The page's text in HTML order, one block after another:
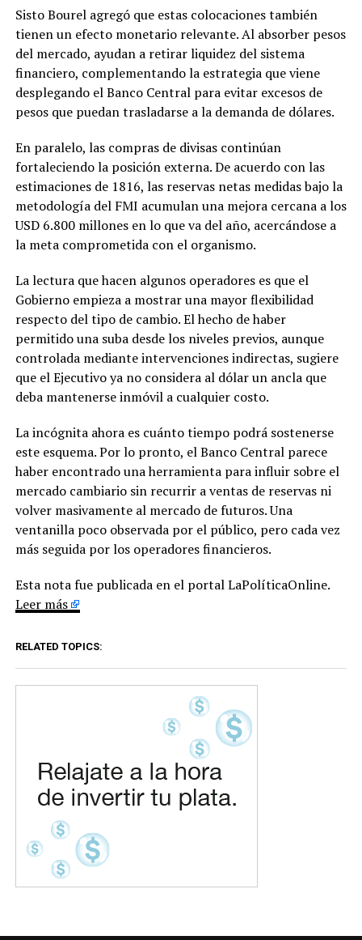
Sisto Bourel agregó que estas colocaciones también
tienen un efecto monetario relevante. Al absorber pesos
del mercado, ayudan a retirar liquidez del sistema
financiero, complementando la estrategia que viene
desplegando el Banco Central para evitar excesos de
pesos que puedan trasladarse a la demanda de dólares.
En paralelo, las compras de divisas continúan
fortaleciendo la posición externa. De acuerdo con las
estimaciones de 1816, las reservas netas medidas bajo la
metodología del FMI acumulan una mejora cercana a los
USD 6.800 millones en lo que va del año, acercándose a
la meta comprometida con el organismo.
La lectura que hacen algunos operadores es que el
Gobierno empieza a mostrar una mayor flexibilidad
respecto del tipo de cambio. El hecho de haber
permitido una suba desde los niveles previos, aunque
controlada mediante intervenciones indirectas, sugiere
que el Ejecutivo ya no considera al dólar un ancla que
deba mantenerse inmóvil a cualquier costo.
La incógnita ahora es cuánto tiempo podrá sostenerse
este esquema. Por lo pronto, el Banco Central parece
haber encontrado una herramienta para influir sobre el
mercado cambiario sin recurrir a ventas de reservas ni
volver masivamente al mercado de futuros. Una
ventanilla poco observada por el público, pero cada vez
más seguida por los operadores financieros.
Esta nota fue publicada en el portal LaPolíticaOnline.
Leer más
RELATED TOPICS: